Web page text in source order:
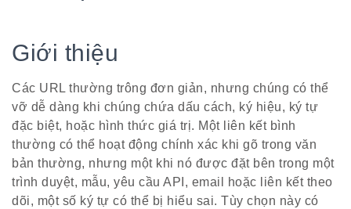
Giới thiệu
Các URL thường trông đơn giản, nhưng chúng có thể
vỡ dễ dàng khi chúng chứa dấu cách, ký hiệu, ký tự
đặc biệt, hoặc hình thức giá trị. Một liên kết bình
thường có thể hoạt động chính xác khi gõ trong văn
bản thường, nhưng một khi nó được đặt bên trong một
trình duyệt, mẫu, yêu cầu API, email hoặc liên kết theo
dõi, một số ký tự có thể bị hiểu sai. Tùy chọn này có